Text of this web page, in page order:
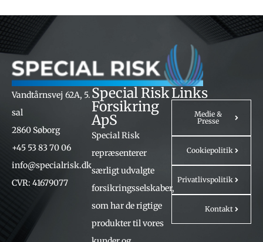
Vandtårnsvej 62A, 5.
sal
2860 Søborg
+45 53 83 70 06
info@specialrisk.dk
CVR: 41679077
Special Risk
Forsikring
ApS
Special Risk
repræsenterer
særligt udvalgte
forsikringsselskaber,
som har de rigtige
produkter til vores
Links
Medie &
Presse
Cookiepolitik
Privatlivspolitik
Kontakt